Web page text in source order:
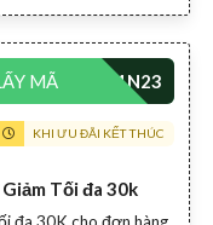
Tối đa 30k
đa 30K cho đơn hàng
MÃ
KHI ƯU ĐÃI KẾT THÚC